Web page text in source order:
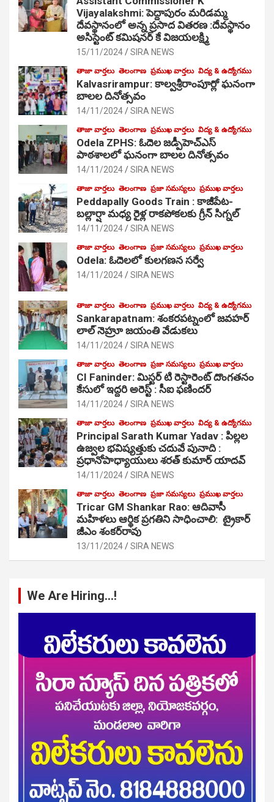
Vijayalakshmi: పెద్దాపురం మరిడమ్మ
దేవస్థానంలో అన్న ప్రసాద వితరణ :దేవస్థానం
అసిస్టెంట్ కమిషనర్ కే విజయలక్ష్మి
15/11/2024 SIRA NEWS
తాజా వార్తలు తెలంగాణ ప్రముఖ వార్తలు విద్య & ఉద్యోగము
Kalvasrirampur: కాల్వశ్రీరాంపూర్లో ఘనంగా
బాలల దినోత్సవం
14/11/2024 SIRA NEWS
తాజా వార్తలు తెలంగాణ ప్రముఖ వార్తలు విద్య & ఉద్యోగము
Odela ZPHS: ఓదెల జ‌డ్పీహెచ్ఎస్
పాఠ‌శాల‌లో ఘనంగా బాలల దినోత్సవం
14/11/2024 SIRA NEWS
తాజా వార్తలు తెలంగాణ ప్రజా సమస్యలు ప్రముఖ వార్తలు
Peddapally Goods Train : కాజీపేట-
బల్లార్షా మధ్య రైళ్ల రాకపోకలకు గ్రీన్ సిగ్నల్
14/11/2024 SIRA NEWS
తాజా వార్తలు తెలంగాణ ప్రజా సమస్యలు ప్రముఖ వార్తలు
Odela: ఓదెలలో కులగణన సర్వే
14/11/2024 SIRA NEWS
తాజా వార్తలు తెలంగాణ ప్రముఖ వార్తలు విద్య & ఉద్యోగము
Sankarapatnam: శంకరపట్నంలో జవహర్
లాల్ నెహ్రూ జయంతి వేడుకలు
14/11/2024 SIRA NEWS
తాజా వార్తలు తెలంగాణ ప్రజా సమస్యలు ప్రముఖ వార్తలు
CI Faninder: మిస్టర్ టి రెస్టారెంట్ దొంగతనం
కేసులో ఇద్దరి అరెస్ట్ : సీఐ ఫణిందర్
14/11/2024 SIRA NEWS
తాజా వార్తలు తెలంగాణ ప్రముఖ వార్తలు విద్య & ఉద్యోగము
Principal Sarath Kumar Yadav : పిల్లల
ఉజ్వల భవిష్యత్తుకు చదువే పునాది :
ప్రధానోపాధ్యాయులు శరత్ కుమార్ యాదవ్
14/11/2024 SIRA NEWS
తాజా వార్తలు తెలంగాణ ప్రజా సమస్యలు ప్రముఖ వార్తలు
Tricar GM Shankar Rao: ఆదివాసీ
మహిళలు ఆర్థిక ప్రగతిని సాధించాలి: ట్రైకార్
జీఎం శంకర్‌రావు
13/11/2024 SIRA NEWS
We Are Hiring…!